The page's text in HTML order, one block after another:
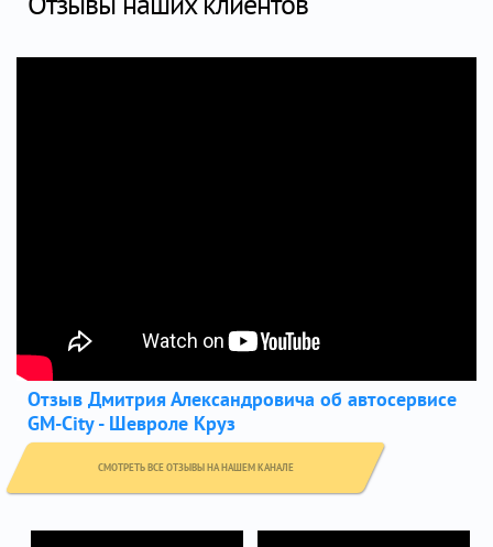
Отзыв Дмитрия Александровича об автосервисе
GM-City - Шевроле Круз
СМОТРЕТЬ ВСЕ ОТЗЫВЫ НА НАШЕМ КАНАЛЕ